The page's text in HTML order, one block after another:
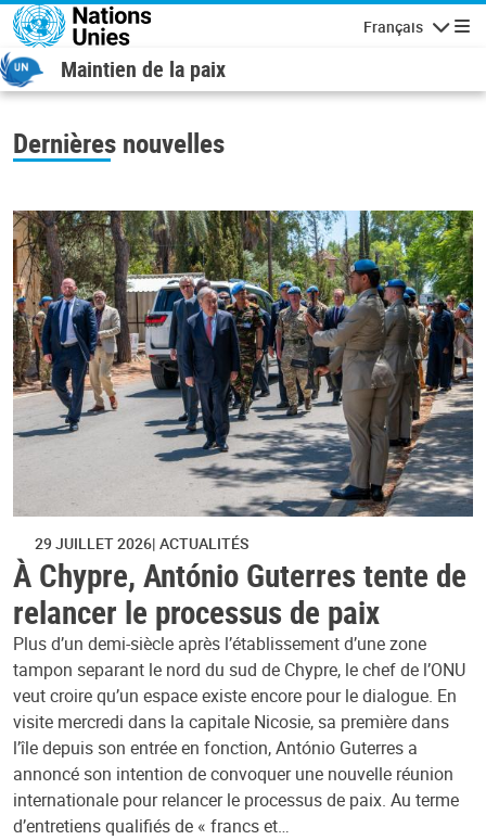
Aller au contenu principal
Français
Maintien de la paix
Dernières nouvelles
29 JUILLET 2026 ACTUALITÉS
À Chypre, António Guterres tente de
relancer le processus de paix
Plus d’un demi-siècle après l’établissement d’une zone
tampon separant le nord du sud de Chypre, le chef de l’ONU
veut croire qu’un espace existe encore pour le dialogue. En
visite mercredi dans la capitale Nicosie, sa première dans
l’île depuis son entrée en fonction, António Guterres a
annoncé son intention de convoquer une nouvelle réunion
internationale pour relancer le processus de paix. Au terme
d’entretiens qualifiés de « francs et…